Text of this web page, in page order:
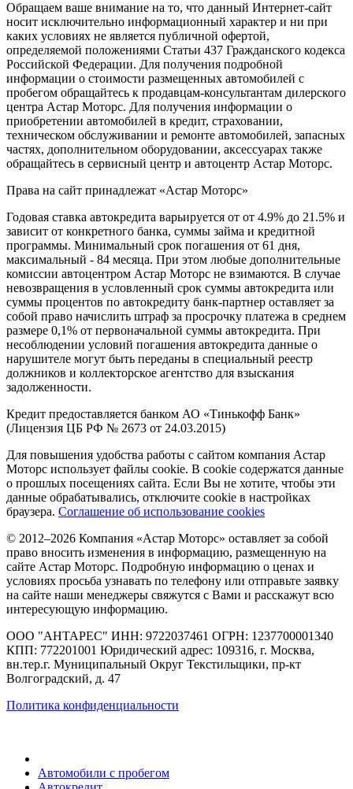
Обращаем ваше внимание на то, что данный Интернет-сайт
носит исключительно информационный характер и ни при
каких условиях не является публичной офертой,
определяемой положениями Статьи 437 Гражданского кодекса
Российской Федерации. Для получения подробной
информации о стоимости размещенных автомобилей с
пробегом обращайтесь к продавцам-консультантам дилерского
центра Астар Моторс. Для получения информации о
приобретении автомобилей в кредит, страховании,
техническом обслуживании и ремонте автомобилей, запасных
частях, дополнительном оборудовании, аксессуарах также
обращайтесь в сервисный центр и автоцентр Астар Моторс.
Права на сайт принадлежат «Астар Моторс»
Годовая ставка автокредита варьируется от от 4.9% до 21.5% и
зависит от конкретного банка, суммы займа и кредитной
программы. Минимальный срок погашения от 61 дня,
максимальный - 84 месяца. При этом любые дополнительные
комиссии автоцентром Астар Моторс не взимаются. В случае
невозвращения в условленный срок суммы автокредита или
суммы процентов по автокредиту банк-партнер оставляет за
собой право начислить штраф за просрочку платежа в среднем
размере 0,1% от первоначальной суммы автокредита. При
несоблюдении условий погашения автокредита данные о
нарушителе могут быть переданы в специальный реестр
должников и коллекторское агентство для взыскания
задолженности.
Кредит предоставляется банком АО «Тинькофф Банк»
(Лицензия ЦБ РФ № 2673 от 24.03.2015)
Для повышения удобства работы с сайтом компания Астар
Моторс использует файлы cookie. В cookie содержатся данные
о прошлых посещениях сайта. Если Вы не хотите, чтобы эти
данные обрабатывались, отключите cookie в настройках
браузера. Соглашение об использование cookies
© 2012–2026 Компания «Астар Моторс» оставляет за собой
право вносить изменения в информацию, размещенную на
сайте Астар Моторс. Подробную информацию о ценах и
условиях просьба узнавать по телефону или отправьте заявку
на сайте наши менеджеры свяжутся с Вами и расскажут всю
интересующую информацию.
ООО "АНТАРЕС" ИНН: 9722037461 ОГРН: 1237700001340
КПП: 772201001 Юридический адрес: 109316, г. Москва,
вн.тер.г. Муниципальный Округ Текстильщики, пр-кт
Волгоградский, д. 47
Политика конфиденциальности
Автомобили с пробегом